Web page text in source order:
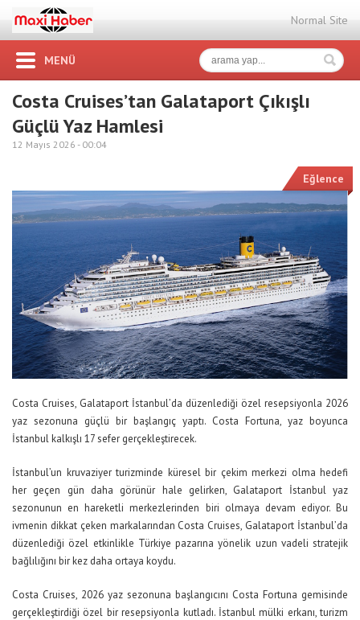
Normal Site
MENÜ
Costa Cruises’tan Galataport Çıkışlı
Güçlü Yaz Hamlesi
12 Mayıs 2026 - 00:04
Eğlence
Costa Cruises, Galataport İstanbul’da düzenlediği özel resepsiyonla 2026
yaz sezonuna güçlü bir başlangıç yaptı. Costa Fortuna, yaz boyunca
İstanbul kalkışlı 17 sefer gerçekleştirecek.
İstanbul’un kruvaziyer turizminde küresel bir çekim merkezi olma hedefi
her geçen gün daha görünür hale gelirken, Galataport İstanbul yaz
sezonunun en hareketli merkezlerinden biri olmaya devam ediyor. Bu
ivmenin dikkat çeken markalarından Costa Cruises, Galataport İstanbul’da
düzenlediği özel etkinlikle Türkiye pazarına yönelik uzun vadeli stratejik
bağlılığını bir kez daha ortaya koydu.
Costa Cruises, 2026 yaz sezonuna başlangıcını Costa Fortuna gemisinde
gerçekleştirdiği özel bir resepsiyonla kutladı. İstanbul mülki erkanı, turizm